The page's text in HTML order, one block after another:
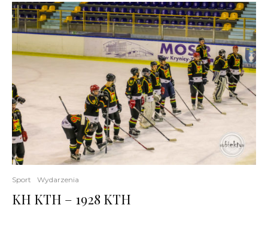
Sport Wydarzenia
KH KTH – 1928 KTH